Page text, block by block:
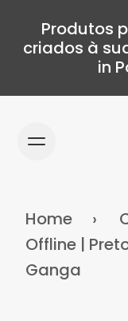
Produtos
criados à
in
Home
Offline |
Ganga